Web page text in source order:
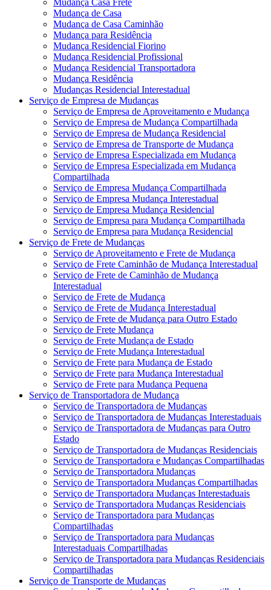
Mudança Casa Frete
Mudança de Casa
Mudança de Casa Caminhão
Mudança para Residência
Mudança Residencial Fiorino
Mudança Residencial Profissional
Mudança Residencial Transportadora
Mudança Residência
Mudanças Residencial Interestadual
Serviço de Empresa de Mudanças
Serviço de Empresa de Aproveitamento e Mudança
Serviço de Empresa de Mudança Compartilhada
Serviço de Empresa de Mudança Residencial
Serviço de Empresa de Transporte de Mudança
Serviço de Empresa Especializada em Mudança
Serviço de Empresa Especializada em Mudança
Compartilhada
Serviço de Empresa Mudança Compartilhada
Serviço de Empresa Mudança Interestadual
Serviço de Empresa Mudança Residencial
Serviço de Empresa para Mudança Compartilhada
Serviço de Empresa para Mudança Residencial
Serviço de Frete de Mudanças
Serviço de Aproveitamento e Frete de Mudança
Serviço de Frete Caminhão de Mudança Interestadual
Serviço de Frete de Caminhão de Mudança
Interestadual
Serviço de Frete de Mudança
Serviço de Frete de Mudança Interestadual
Serviço de Frete de Mudança para Outro Estado
Serviço de Frete Mudança
Serviço de Frete Mudança de Estado
Serviço de Frete Mudança Interestadual
Serviço de Frete para Mudança de Estado
Serviço de Frete para Mudança Interestadual
Serviço de Frete para Mudança Pequena
Serviço de Transportadora de Mudança
Serviço de Transportadora de Mudanças
Serviço de Transportadora de Mudanças Interestaduais
Serviço de Transportadora de Mudanças para Outro
Estado
Serviço de Transportadora de Mudanças Residenciais
Serviço de Transportadora e Mudanças Compartilhadas
Serviço de Transportadora Mudanças
Serviço de Transportadora Mudanças Compartilhadas
Serviço de Transportadora Mudanças Interestaduais
Serviço de Transportadora Mudanças Residenciais
Serviço de Transportadora para Mudanças
Compartilhadas
Serviço de Transportadora para Mudanças
Interestaduais Compartilhadas
Serviço de Transportadora para Mudanças Residenciais
Compartilhadas
Serviço de Transporte de Mudanças